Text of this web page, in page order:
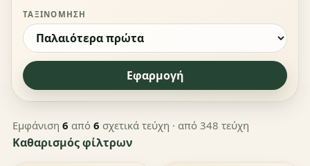
ΤΑΞΙΝΌΜΗΣΗ
Εφαρμογή
Εμφάνιση 6 από 6 σχετικά τεύχη · από 348 τεύχη
Καθαρισμός φίλτρων